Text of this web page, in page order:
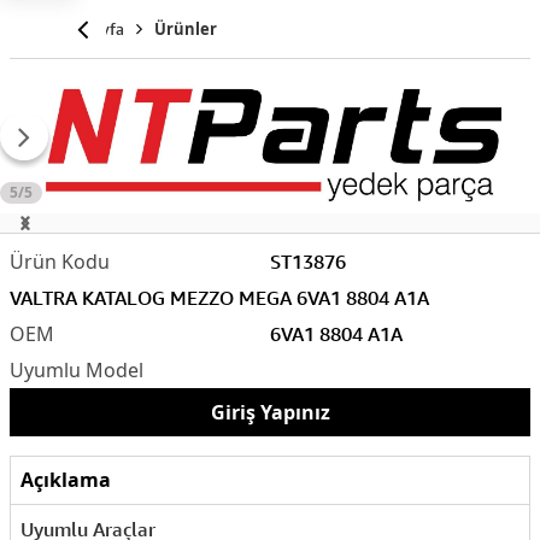
Anasayfa Ürünler
5/5
ST13876
6VA1 8804 A1A
VALTRA KATALOG MEZZO MEGA 6VA1 8804 A1A
Giriş Yapınız
Açıklama
Uyumlu Araçlar